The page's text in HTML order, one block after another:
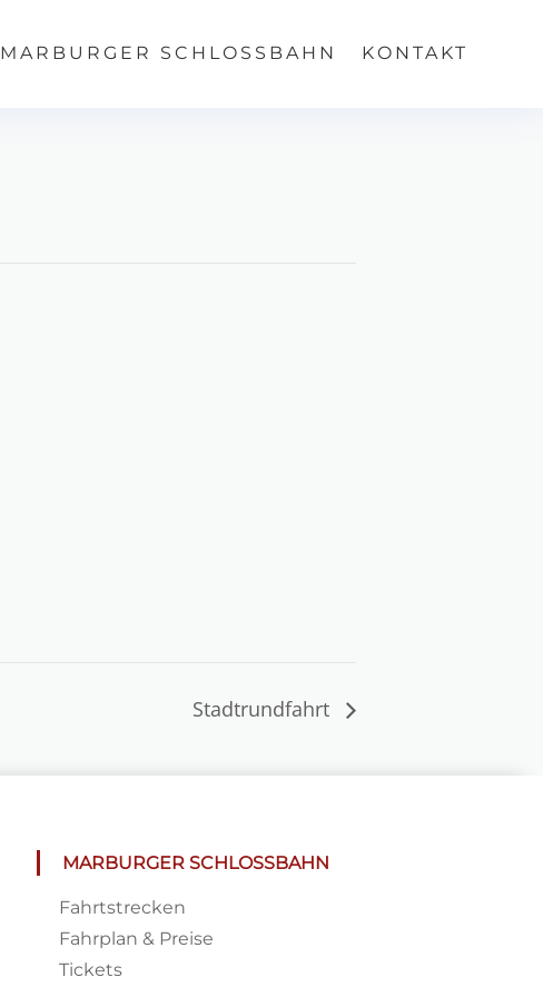
MARBURGER SCHLOSSBAHN KONTAKT
Stadtrundfahrt
MARBURGER SCHLOSSBAHN
Fahrtstrecken
Fahrplan & Preise
Tickets